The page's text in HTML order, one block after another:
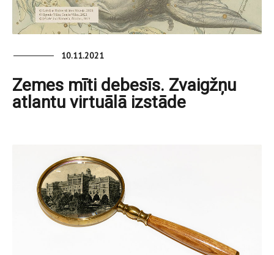
10.11.2021
Zemes mīti debesīs. Zvaigžņu
atlantu virtuālā izstāde